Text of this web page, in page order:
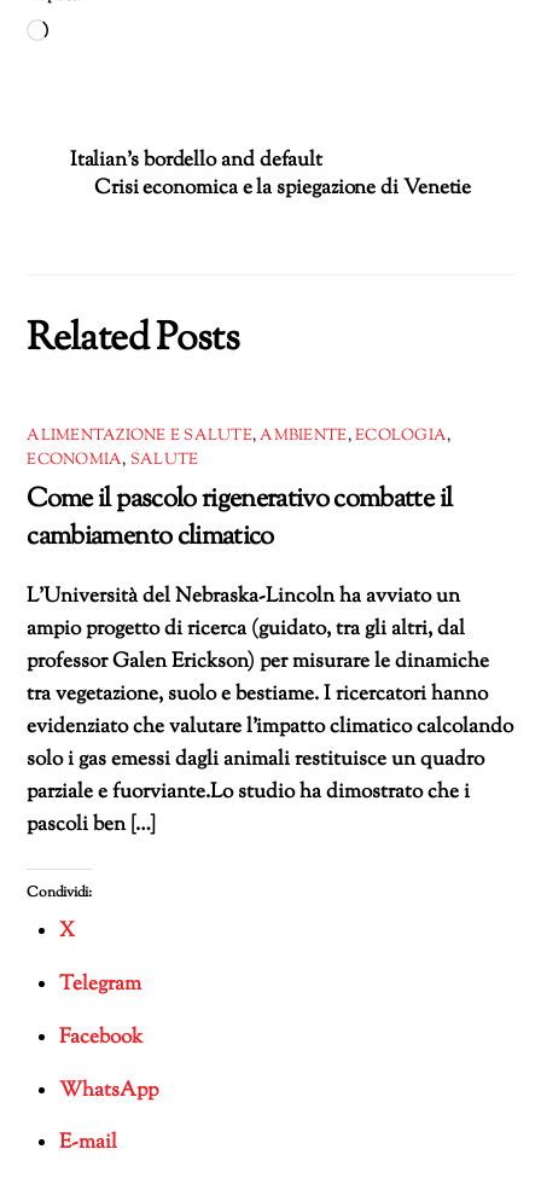
Caricamento
Italian’s bordello and default
Crisi economica e la spiegazione di Venetie
Related Posts
ALIMENTAZIONE E SALUTE,AMBIENTE,ECOLOGIA,
ECONOMIA, SALUTE
Come il pascolo rigenerativo combatte il
cambiamento climatico
L’Università del Nebraska-Lincoln ha avviato un
ampio progetto di ricerca (guidato, tra gli altri, dal
professor Galen Erickson) per misurare le dinamiche
tra vegetazione, suolo e bestiame. I ricercatori hanno
evidenziato che valutare l’impatto climatico calcolando
solo i gas emessi dagli animali restituisce un quadro
parziale e fuorviante.Lo studio ha dimostrato che i
pascoli ben […]
Condividi:
X
Telegram
Facebook
WhatsApp
E-mail